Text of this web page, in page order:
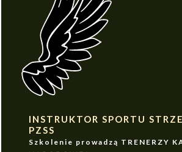
INSTRUKTOR SPORTU
PZSS
Szkolenie prowadzą TRENERZY